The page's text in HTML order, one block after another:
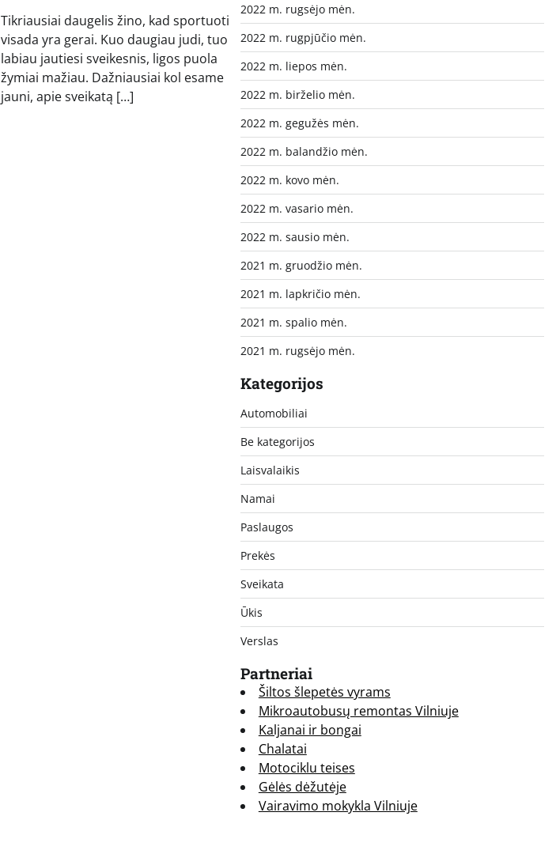
Tikriausiai daugelis žino, kad sportuoti
visada yra gerai. Kuo daugiau judi, tuo
labiau jautiesi sveikesnis, ligos puola
žymiai mažiau. Dažniausiai kol esame
jauni, apie sveikatą […]
2022 m. rugsėjo mėn.
2022 m. rugpjūčio mėn.
2022 m. liepos mėn.
2022 m. birželio mėn.
2022 m. gegužės mėn.
2022 m. balandžio mėn.
2022 m. kovo mėn.
2022 m. vasario mėn.
2022 m. sausio mėn.
2021 m. gruodžio mėn.
2021 m. lapkričio mėn.
2021 m. spalio mėn.
2021 m. rugsėjo mėn.
Kategorijos
Automobiliai
Be kategorijos
Laisvalaikis
Namai
Paslaugos
Prekės
Sveikata
Ūkis
Verslas
Partneriai
Šiltos šlepetės vyrams
Mikroautobusų remontas Vilniuje
Kaljanai ir bongai
Chalatai
Motociklu teises
Gėlės dėžutėje
Vairavimo mokykla Vilniuje